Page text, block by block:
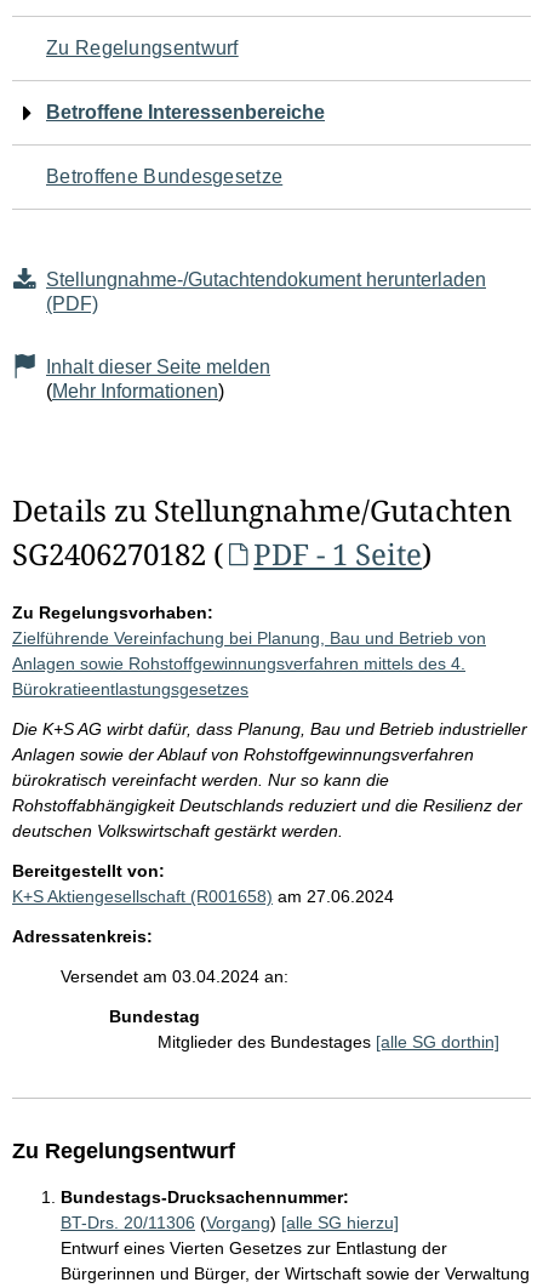
für
den
Seiteninhalt
Zu Regelungsentwurf
Betroffene Interessenbereiche
Betroffene Bundesgesetze
Stellungnahme-/Gutachtendokument herunterladen
(PDF)
Inhalt dieser Seite melden
(Mehr Informationen)
Details zu Stellungnahme/Gutachten
SG2406270182 (
PDF - 1 Seite)
Zu Regelungsvorhaben:
Zielführende Vereinfachung bei Planung, Bau und Betrieb von
Anlagen sowie Rohstoffgewinnungsverfahren mittels des 4.
Bürokratieentlastungsgesetzes
Die K+S AG wirbt dafür, dass Planung, Bau und Betrieb industrieller
Anlagen sowie der Ablauf von Rohstoffgewinnungsverfahren
bürokratisch vereinfacht werden. Nur so kann die
Rohstoffabhängigkeit Deutschlands reduziert und die Resilienz der
deutschen Volkswirtschaft gestärkt werden.
Bereitgestellt von:
K+S Aktiengesellschaft (R001658) am 27.06.2024
Adressatenkreis:
Versendet am 03.04.2024 an:
Bundestag
Mitglieder des Bundestages [alle SG dorthin]
Zu Regelungsentwurf
Bundestags-Drucksachennummer:
BT-Drs. 20/11306 (Vorgang) [alle SG hierzu]
Entwurf eines Vierten Gesetzes zur Entlastung der
Bürgerinnen und Bürger, der Wirtschaft sowie der Verwaltung